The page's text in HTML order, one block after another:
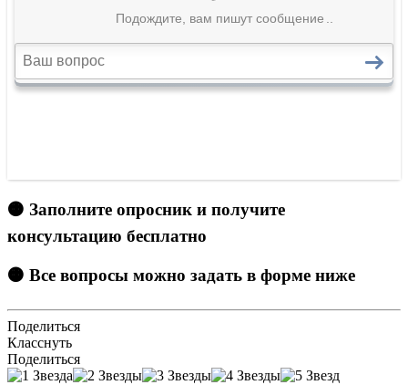
🟠 Заполните опросник и получите
консультацию бесплатно
🟠 Все вопросы можно задать в форме ниже
Поделиться
Класснуть
Поделиться